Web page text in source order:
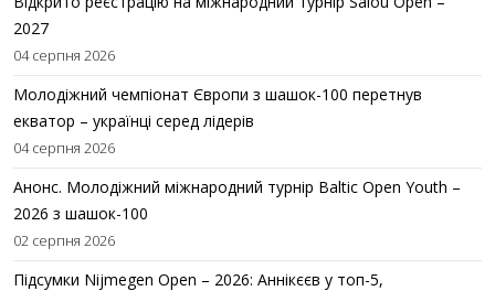
2027
04 серпня 2026
Молодіжний чемпіонат Європи з шашок-100 перетнув
екватор – українці серед лідерів
04 серпня 2026
Анонс. Молодіжний міжнародний турнір Baltic Open Youth –
2026 з шашок-100
02 серпня 2026
Підсумки Nijmegen Open – 2026: Аннікєєв у топ-5,